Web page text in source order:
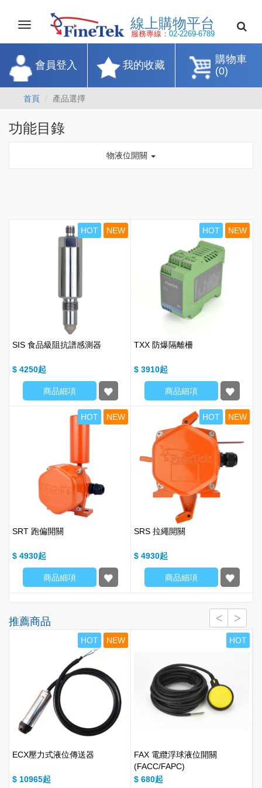
Toggle
navigation
線上購物平
服務專線：02-2269-
購物車
(0)
我的收藏
會員登入
首頁 產品選擇
功能目錄
物液位開關
HOT NEW
SIS 食品級阻抗譜感測器
$ 4250
商品細項
HOT NEW
TXX 防爆隔離柵
$ 3910
商品細項
HOT NEW
SRT 跑偏開關
$ 4930
商品細項
HOT NEW
SRS 拉繩開關
$ 4930
商品細項
推薦商品
HOT NEW
ECX壓力式液位傳送器
$ 10965
HOT
FAX 電纜浮球液位開關
(FACC/FAPC)
$ 680